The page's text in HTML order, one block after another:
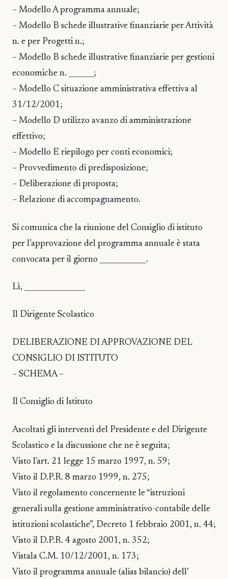
– Modello A programma annuale;
– Modello B schede illustrative finanziarie per Attività
n. e per Progetti n.;
– Modello B schede illustrative finanziarie per gestioni
economiche n. _______;
– Modello C situazione amministrativa effettiva al
31/12/2001;
– Modello D utilizzo avanzo di amministrazione
effettivo;
– Modello E riepilogo per conti economici;
– Provvedimento di predisposizione;
– Deliberazione di proposta;
– Relazione di accompagnamento.
Si comunica che la riunione del Consiglio di istituto
per l’approvazione del programma annuale è stata
convocata per il giorno _____________.
Lì, _________________
Il Dirigente Scolastico
DELIBERAZIONE DI APPROVAZIONE DEL
CONSIGLIO DI ISTITUTO
– SCHEMA –
Il Consiglio di Istituto
Ascoltati gli interventi del Presidente e del Dirigente
Scolastico e la discussione che ne è seguita;
Visto l'art. 21 legge 15 marzo 1997, n. 59;
Visto il D.P.R. 8 marzo 1999, n. 275;
Visto il regolamento concernente le “istruzioni
generali sulla gestione amministrativo-contabile delle
istituzioni scolastiche”, Decreto 1 febbraio 2001, n. 44;
Visto il D.P.R. 4 agosto 2001, n. 352;
Vistala C.M. 10/12/2001, n. 173;
Visto il programma annuale (alias bilancio) dell’